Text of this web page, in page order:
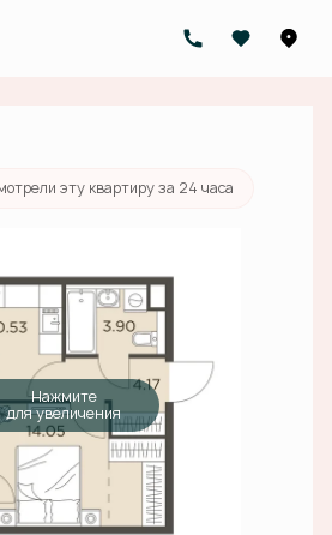
10 684 000 руб.
эту квартиру за 24 часа
Нажмите
для увеличения